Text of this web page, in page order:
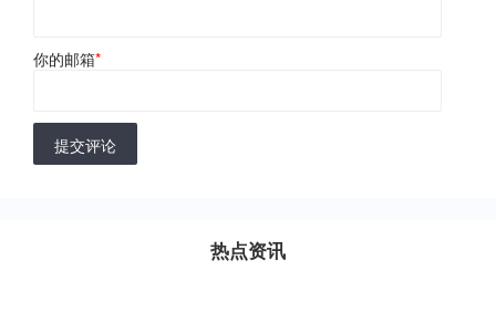
你的邮箱*
提交评论
热点资讯